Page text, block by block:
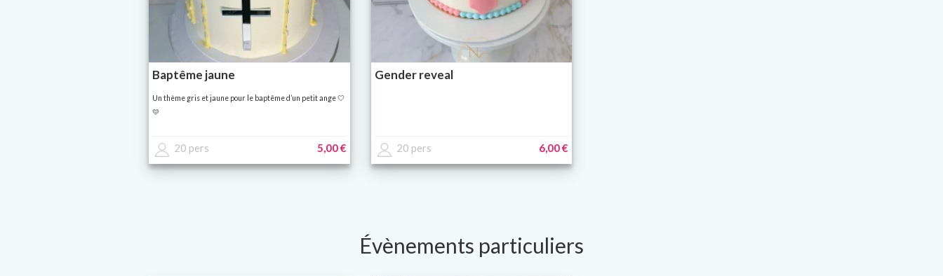
Baptême jaune
Un thème gris et jaune pour le baptême d’un petit ange 🤍
💛
20 pers 5,00 €
Gender reveal
20 pers 6,00 €
Évènements particuliers